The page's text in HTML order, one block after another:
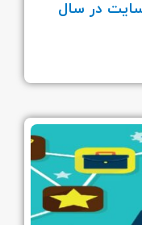
در سال